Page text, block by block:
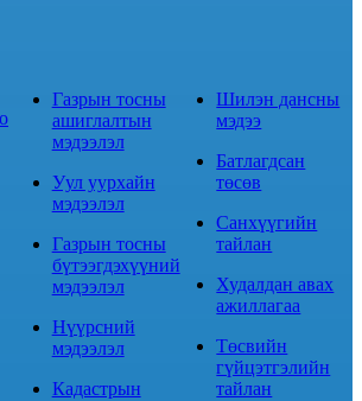
Газрын тосны
ашиглалтын
мэдээлэл
Уул уурхайн
мэдээлэл
Газрын тосны
бүтээгдэхүүний
мэдээлэл
Нүүрсний
мэдээлэл
Кадастрын
Шилэн дансны
мэдээ
Батлагдсан
төсөв
Санхүүгийн
тайлан
Худалдан авах
ажиллагаа
Төсвийн
гүйцэтгэлийн
тайлан